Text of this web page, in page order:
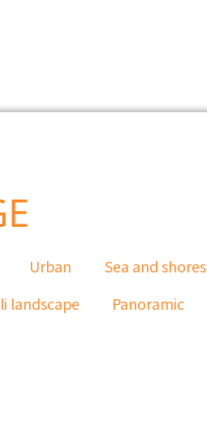
Urban Sea and shores
landscape Panoramic